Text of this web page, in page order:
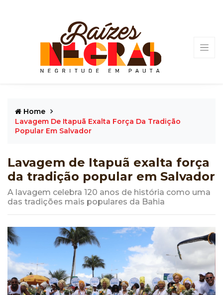
Home
Lavagem De Itapuã Exalta Força Da Tradição
Popular Em Salvador
Lavagem de Itapuã exalta força
da tradição popular em Salvador
A lavagem celebra 120 anos de história como uma
das tradições mais populares da Bahia